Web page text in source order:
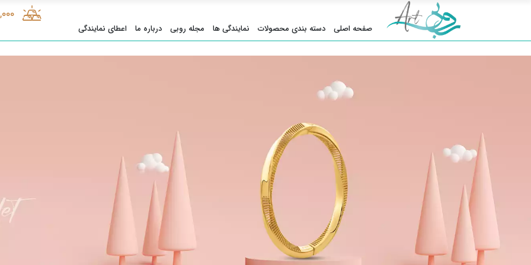
صفحه اصلی دسته بندی محصولات نمایندگی ها مجله روبی درباره ما اعطای نمایندگی